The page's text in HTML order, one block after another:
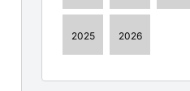
2025 2026